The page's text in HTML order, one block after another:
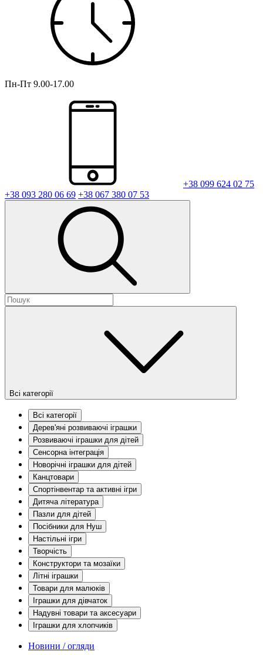
Пн-Пт 9.00-17.00
+38 099 624 02 75
+38 093 280 06 69 +38 067 380 07 53
Всі категорії
Всі категорії
Дерев'яні розвиваючі іграшки
Розвиваючі іграшки для дітей
Сенсорна інтеграція
Новорічні іграшки для дітей
Канцтовари
Спортінвентар та активні ігри
Дитяча література
Пазли для дітей
Посібники для Нуш
Настільні ігри
Творчість
Конструктори та мозаїки
Літні іграшки
Товари для малюків
Іграшки для дівчаток
Надувні товари та аксесуари
Іграшки для хлопчиків
Новини / огляди